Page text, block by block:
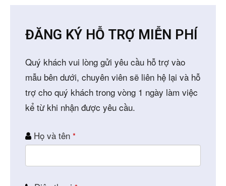
ĐĂNG KÝ HỖ TRỢ MIỄN PHÍ
Quý khách vui lòng gửi yêu cầu hỗ trợ vào
mẫu bên dưới, chuyên viên sẽ liên hệ lại và hỗ
trợ cho quý khách trong vòng 1 ngày làm việc
kể từ khi nhận được yêu cầu.
Họ và tên *